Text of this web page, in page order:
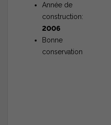
Année de
construction:
2006
Bonne
conservation